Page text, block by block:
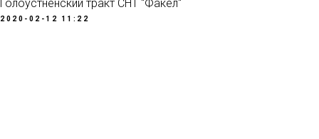
Голоустненский тракт СНТ "Факел"
2020-02-12 11:22